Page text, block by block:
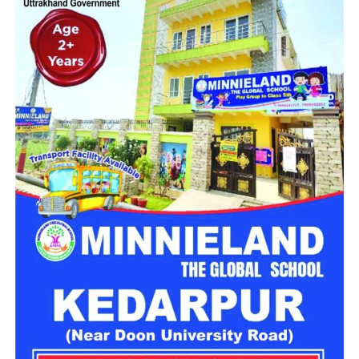
15 हजार रुपये की रिश्वत मांग रहे थे।
40 हजार रुपये की रिश्वत लेते हुए
गिरफ्तार
शिकायतकर्ता की कुल चार फाइलें विभाग में लंबित थीं। आरोप है कि इन
फाइलों के निस्तारण के बदले अधिकारी ने कुल 40 हजार रुपये की मांग
की। शिकायतकर्ता रिश्वत देने के बजाय मामले की शिकायत विजिलेंस से
कर भ्रष्टाचार का पर्दाफाश करना चाहता था।